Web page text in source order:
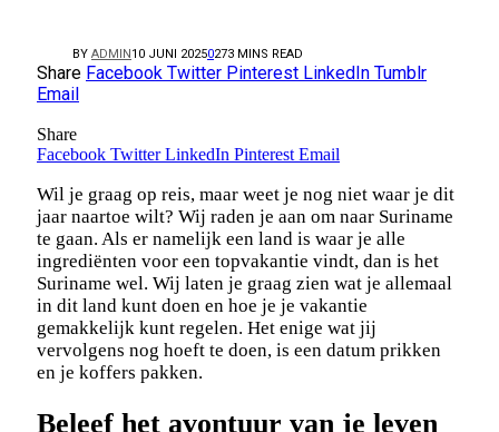
BY ADMIN10 JUNI 20250273 MINS READ
Share Facebook Twitter Pinterest LinkedIn Tumblr
Email
Share
Facebook Twitter LinkedIn Pinterest Email
Wil je graag op reis, maar weet je nog niet waar je dit
jaar naartoe wilt? Wij raden je aan om naar Suriname
te gaan. Als er namelijk een land is waar je alle
ingrediënten voor een topvakantie vindt, dan is het
Suriname wel. Wij laten je graag zien wat je allemaal
in dit land kunt doen en hoe je je vakantie
gemakkelijk kunt regelen. Het enige wat jij
vervolgens nog hoeft te doen, is een datum prikken
en je koffers pakken.
Beleef het avontuur van je leven